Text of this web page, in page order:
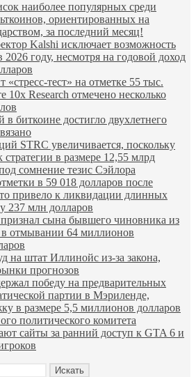
наиболее популярных среди
ориентированных на
за последний месяц!
Kalshi исключает возможность
2026 году, несмотря на годовой доход
«стресс-тест» на отметке 55 тыс.
10x Research отмечено несколько
в биткоине достигло двухлетнего
STRC увеличивается, поскольку
в размере 12,55 млрд
сомнение тезис Сэйлора
в 59 018 долларов после
привело к ликвидации длинных
237 млн долларов
сына бывшего чиновника из
отмывании 64 миллионов
на штат Иллинойс из-за закона,
прогнозов
победу на предварительных
партии в Мэриленде,
в размере 5,5 миллионов долларов
политического комитета
сайты за ранний доступ к GTA 6 и
Искать